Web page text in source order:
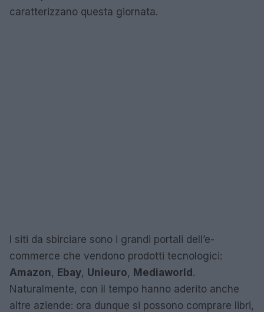
caratterizzano questa giornata.
I siti da sbirciare sono i grandi portali dell’e-
commerce che vendono prodotti tecnologici:
Amazon, Ebay, Unieuro, Mediaworld.
Naturalmente, con il tempo hanno aderito anche
altre aziende: ora dunque si possono comprare libri,